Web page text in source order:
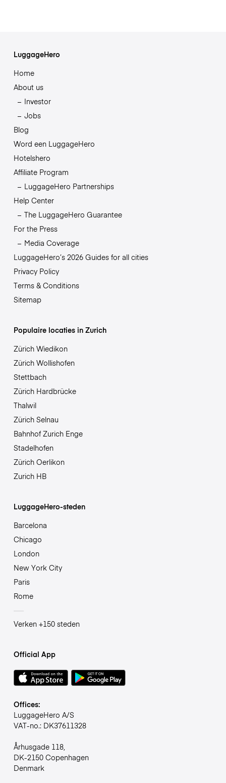
LuggageHero
Home
About us
Investor
Jobs
Blog
Word een LuggageHero
Hotelshero
Affiliate Program
LuggageHero Partnerships
Help Center
The LuggageHero Guarantee
For the Press
Media Coverage
LuggageHero’s 2026 Guides for all cities
Privacy Policy
Terms & Conditions
Sitemap
Populaire locaties in Zurich
Zürich Wiedikon
Zürich Wollishofen
Stettbach
Zürich Hardbrücke
Thalwil
Zürich Selnau
Bahnhof Zurich Enge
Stadelhofen
Zürich Oerlikon
Zurich HB
LuggageHero-steden
Barcelona
Chicago
London
New York City
Paris
Rome
Verken +150 steden
Official App
Offices:
LuggageHero A/S
VAT-no.: DK37611328
Århusgade 118,
DK-2150 Copenhagen
Denmark